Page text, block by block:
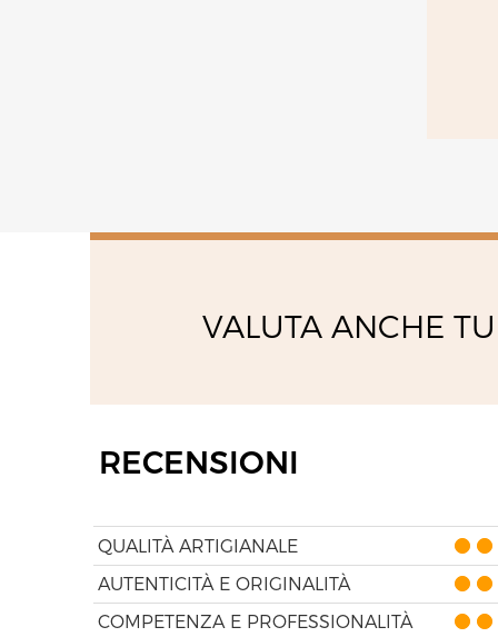
VALUTA ANCHE
RECENSIONI
QUALITÀ ARTIGIANALE
AUTENTICITÀ E ORIGINALITÀ
COMPETENZA E PROFESSIONALITÀ